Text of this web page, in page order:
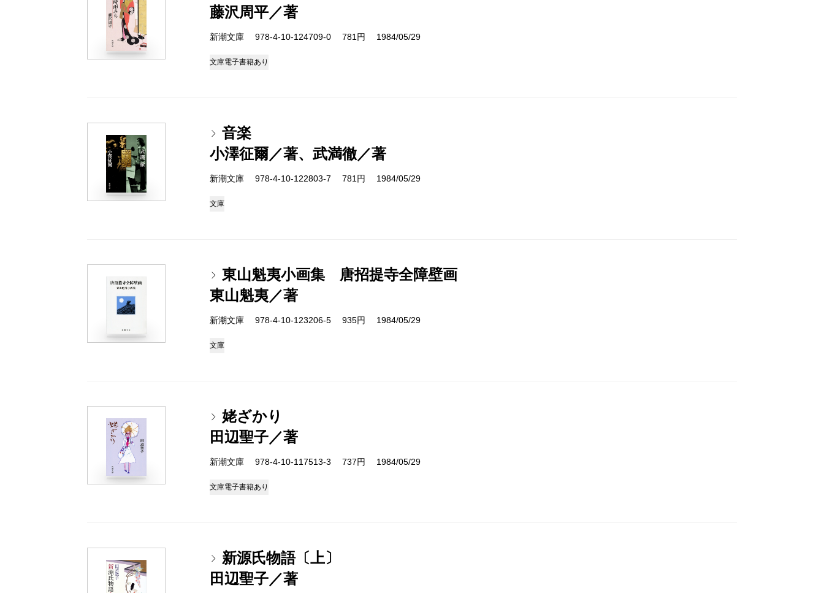
藤沢周平／著
新潮文庫 978-4-10-124709-0 781円 1984/05/29
文庫電子書籍あり
音楽
小澤征爾／著、武満徹／著
新潮文庫 978-4-10-122803-7 781円 1984/05/29
文庫
東山魁夷小画集 唐招提寺全障壁画
東山魁夷／著
新潮文庫 978-4-10-123206-5 935円 1984/05/29
文庫
姥ざかり
田辺聖子／著
新潮文庫 978-4-10-117513-3 737円 1984/05/29
文庫電子書籍あり
新源氏物語〔上〕
田辺聖子／著